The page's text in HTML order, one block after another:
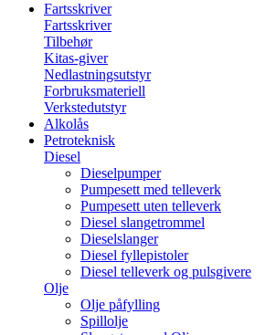
Fartsskriver
Fartsskriver
Tilbehør
Kitas-giver
Nedlastningsutstyr
Forbruksmateriell
Verkstedutstyr
Alkolås
Petroteknisk
Diesel
Dieselpumper
Pumpesett med telleverk
Pumpesett uten telleverk
Diesel slangetrommel
Dieselslanger
Diesel fyllepistoler
Diesel telleverk og pulsgivere
Olje
Olje påfylling
Spillolje